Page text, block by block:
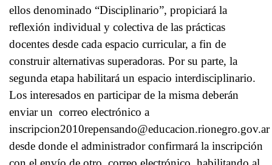
ellos denominado “Disciplinario”, propiciará la
reflexión individual y colectiva de las prácticas
docentes desde cada espacio curricular, a fin de
construir alternativas superadoras. Por su parte, la
segunda etapa habilitará un espacio interdisciplinario.
Los interesados en participar de la misma deberán
enviar un correo electrónico a
inscripcion2010repensando@educacion.rionegro.gov.ar
desde donde el administrador confirmará la inscripción